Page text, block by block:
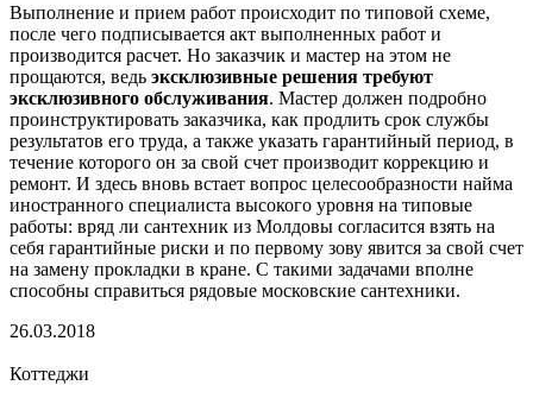
Выполнение и прием работ происходит по типовой схеме,
после чего подписывается акт выполненных работ и
производится расчет. Но заказчик и мастер на этом не
прощаются, ведь эксклюзивные решения требуют
эксклюзивного обслуживания. Мастер должен подробно
проинструктировать заказчика, как продлить срок службы
результатов его труда, а также указать гарантийный период, в
течение которого он за свой счет производит коррекцию и
ремонт. И здесь вновь встает вопрос целесообразности найма
иностранного специалиста высокого уровня на типовые
работы: вряд ли сантехник из Молдовы согласится взять на
себя гарантийные риски и по первому зову явится за свой счет
на замену прокладки в кране. С такими задачами вполне
способны справиться рядовые московские сантехники.
26.03.2018
Коттеджи